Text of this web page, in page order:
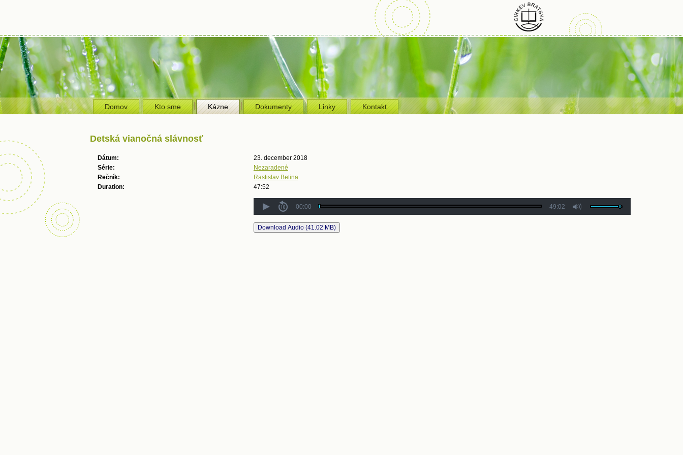
Domov Kto sme Kázne Dokumenty Linky Kontakt
Detská vianočná slávnosť
Dátum:
23. december 2018
Série:
Nezaradené
Rečník:
Rastislav Betina
Duration:
47:52
00:00 49:02